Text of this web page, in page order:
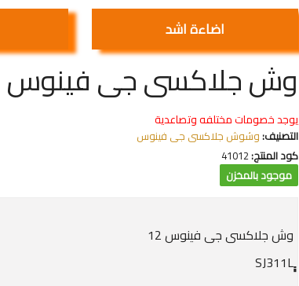
اضاءة اشد
وش جلاكسى جى فينوس 12
يوجد خصومات مختلفه وتصاعدية
التصنيف:وشوش جلاكسى جى فينوس
كود المنتج:41012
موجود بالمخزن
وش جلاكسى جى فينوس 12
ٍٍٍSJ311L